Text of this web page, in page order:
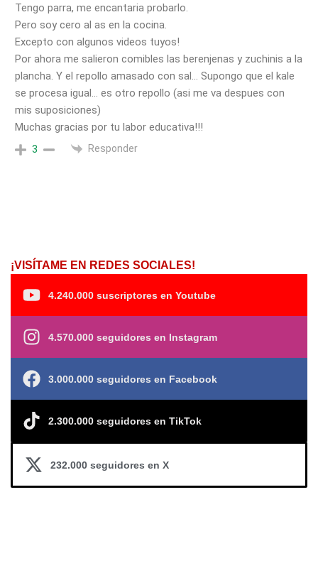
Tengo parra, me encantaria probarlo.
Pero soy cero al as en la cocina.
Excepto con algunos videos tuyos!
Por ahora me salieron comibles las berenjenas y zuchinis a la
plancha. Y el repollo amasado con sal… Supongo que el kale
se procesa igual… es otro repollo (asi me va despues con
mis suposiciones)
Muchas gracias por tu labor educativa!!!
3 Responder
¡VISÍTAME EN REDES SOCIALES!
4.240.000 suscriptores en Youtube
4.570.000 seguidores en Instagram
3.000.000 seguidores en Facebook
2.300.000 seguidores en TikTok
232.000 seguidores en X